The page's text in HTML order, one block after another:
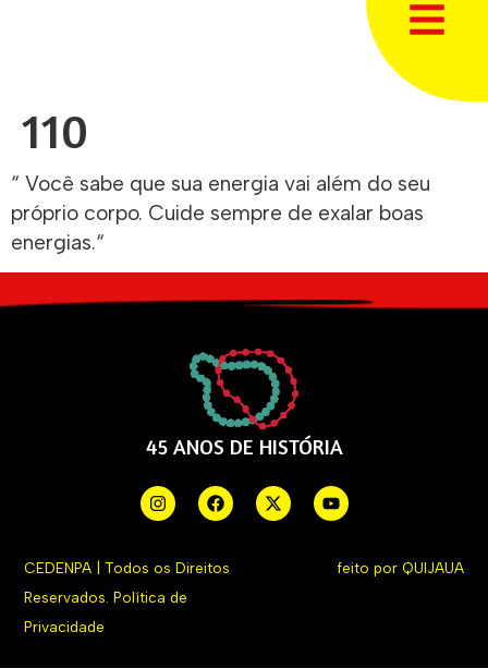
110
“ Você sabe que sua energia vai além do seu
próprio corpo. Cuide sempre de exalar boas
energias.“
45 ANOS DE HISTÓRIA
CEDENPA | Todos os Direitos
Reservados.Política de
Privacidade
feito por QUIJAUA